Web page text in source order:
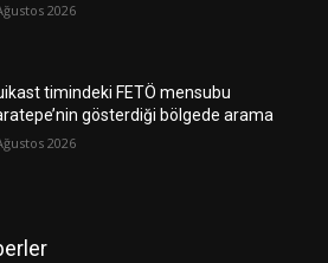
2026
timindeki FETÖ mensubu
gösterdiği bölgede arama
2026